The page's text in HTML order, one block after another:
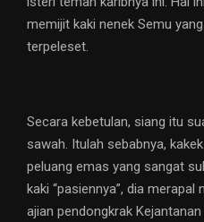
memijit kaki nenek Semu
terpeleset.
Secara kebetulan, siang itu
sawah. Itulah sebabnya,
peluang emas yang sangat
kaki “pasiennya”, dia
ajian pendongkrak